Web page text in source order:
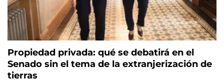
Propiedad privada: qué se debatirá en el
Senado sin el tema de la extranjerización de
tierras